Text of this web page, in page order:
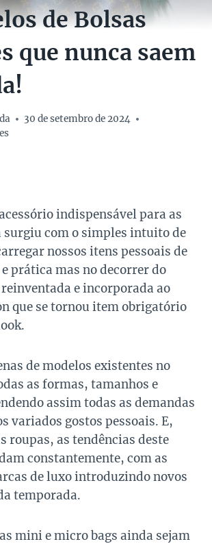
de Bolsas
que nunca saem
30 de setembro de 2024
indispensável para as
surgiu com o simples intuito de
nossos itens pessoais de
prática mas no decorrer do
e incorporada ao
que se tornou item obrigatório
de modelos existentes no
as formas, tamanhos e
assim todas as demandas
variados gostos pessoais. E,
roupas, as tendências deste
constantemente, com as
de luxo introduzindo novos
temporada.
mini e micro bags ainda sejam